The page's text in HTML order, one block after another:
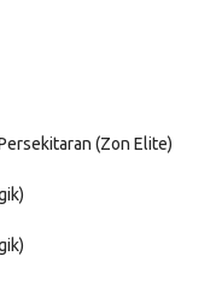
(Zon Elite)